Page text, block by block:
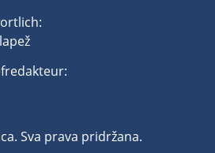
Sva prava pridržana.